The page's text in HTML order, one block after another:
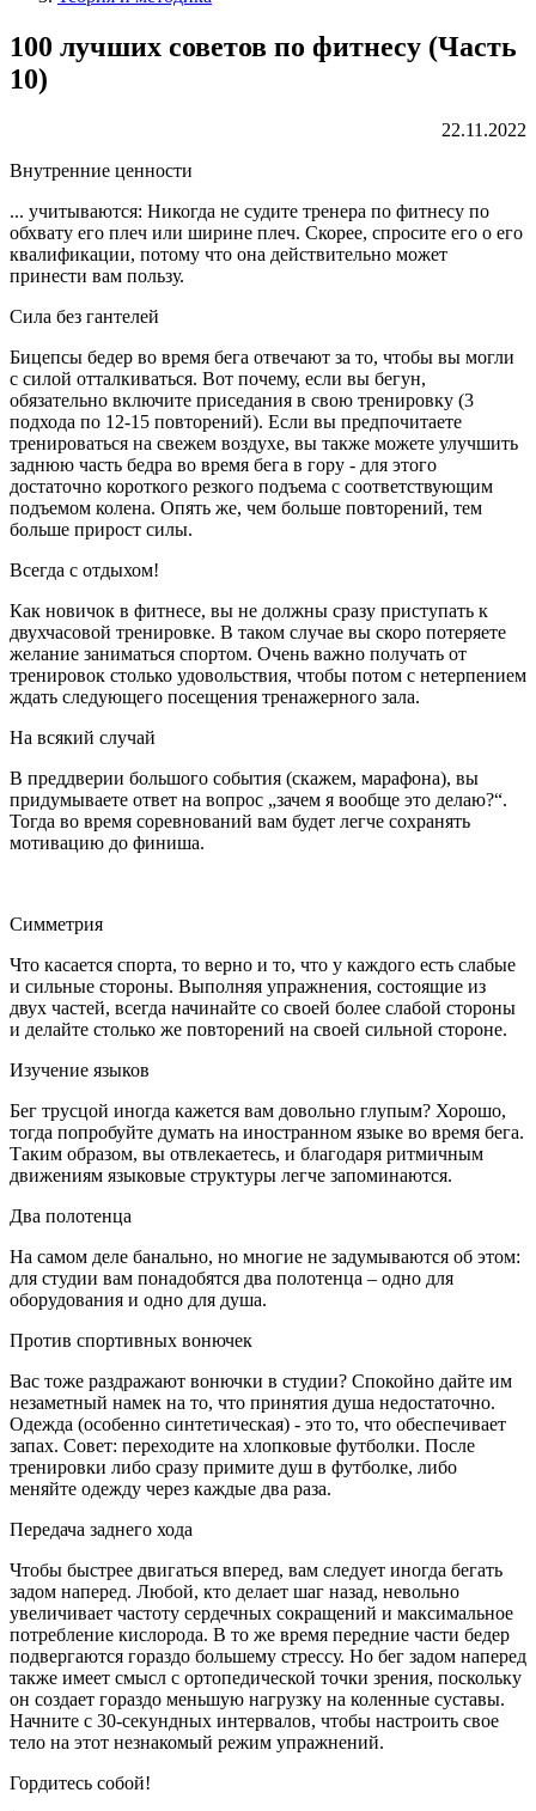
100 лучших советов по фитнесу (Часть
10)
22.11.2022
Внутренние ценности
... учитываются: Никогда не судите тренера по фитнесу по
обхвату его плеч или ширине плеч. Скорее, спросите его о его
квалификации, потому что она действительно может
принести вам пользу.
Сила без гантелей
Бицепсы бедер во время бега отвечают за то, чтобы вы могли
с силой отталкиваться. Вот почему, если вы бегун,
обязательно включите приседания в свою тренировку (3
подхода по 12-15 повторений). Если вы предпочитаете
тренироваться на свежем воздухе, вы также можете улучшить
заднюю часть бедра во время бега в гору - для этого
достаточно короткого резкого подъема с соответствующим
подъемом колена. Опять же, чем больше повторений, тем
больше прирост силы.
Всегда с отдыхом!
Как новичок в фитнесе, вы не должны сразу приступать к
двухчасовой тренировке. В таком случае вы скоро потеряете
желание заниматься спортом. Очень важно получать от
тренировок столько удовольствия, чтобы потом с нетерпением
ждать следующего посещения тренажерного зала.
На всякий случай
В преддверии большого события (скажем, марафона), вы
придумываете ответ на вопрос „зачем я вообще это делаю?“.
Тогда во время соревнований вам будет легче сохранять
мотивацию до финиша.
Симметрия
Что касается спорта, то верно и то, что у каждого есть слабые
и сильные стороны. Выполняя упражнения, состоящие из
двух частей, всегда начинайте со своей более слабой стороны
и делайте столько же повторений на своей сильной стороне.
Изучение языков
Бег трусцой иногда кажется вам довольно глупым? Хорошо,
тогда попробуйте думать на иностранном языке во время бега.
Таким образом, вы отвлекаетесь, и благодаря ритмичным
движениям языковые структуры легче запоминаются.
Два полотенца
На самом деле банально, но многие не задумываются об этом:
для студии вам понадобятся два полотенца – одно для
оборудования и одно для душа.
Против спортивных вонючек
Вас тоже раздражают вонючки в студии? Спокойно дайте им
незаметный намек на то, что принятия душа недостаточно.
Одежда (особенно синтетическая) - это то, что обеспечивает
запах. Совет: переходите на хлопковые футболки. После
тренировки либо сразу примите душ в футболке, либо
меняйте одежду через каждые два раза.
Передача заднего хода
Чтобы быстрее двигаться вперед, вам следует иногда бегать
задом наперед. Любой, кто делает шаг назад, невольно
увеличивает частоту сердечных сокращений и максимальное
потребление кислорода. В то же время передние части бедер
подвергаются гораздо большему стрессу. Но бег задом наперед
также имеет смысл с ортопедической точки зрения, поскольку
он создает гораздо меньшую нагрузку на коленные суставы.
Начните с 30-секундных интервалов, чтобы настроить свое
тело на этот незнакомый режим упражнений.
Гордитесь собой!